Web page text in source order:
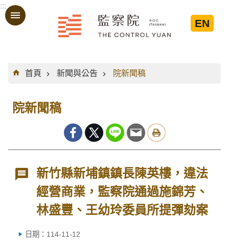
跳到主要內容區塊
:::
EN
:::
首頁
新聞與公告 院新聞稿
院新聞稿
新竹縣新埔鎮鎮長陳英樓，違法
經營商業，監察院通過施錦芳、
林盛豐、王幼玲委員所提彈劾案
日期：114-11-12